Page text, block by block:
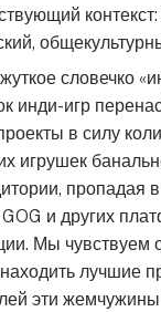
словечко
инди-игр
в силу
игрушек
пропадая
GOG и других
Мы чувствуем
лучшие
эти